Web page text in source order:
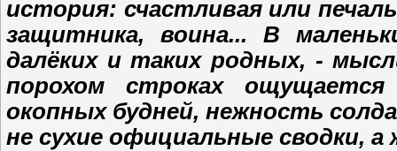
история: счастливая или
защитника, воина... В
далёких и таких родных, -
порохом строках
окопных будней, нежность
не сухие официальные сводки, а